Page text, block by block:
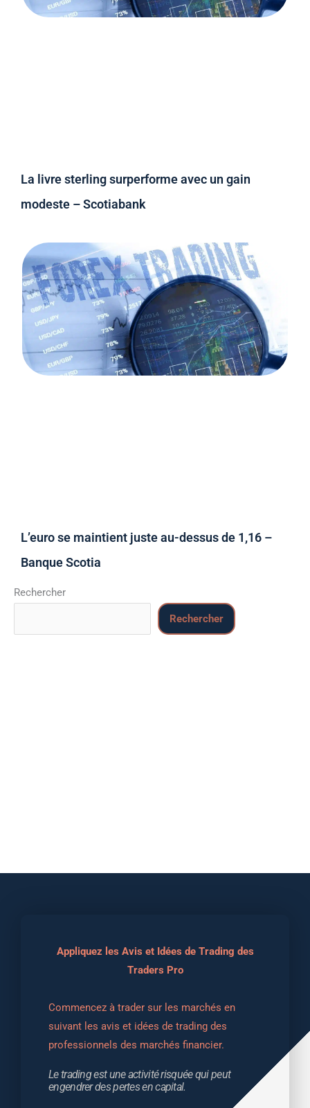
La livre sterling surperforme avec un gain
modeste – Scotiabank
L’euro se maintient juste au-dessus de 1,16 –
Banque Scotia
Rechercher
Rechercher
Appliquez les Avis et Idées de Trading des
Traders Pro
Commencez à trader sur les marchés en
suivant les avis et idées de trading des
professionnels des marchés financier.
Le trading est une activité risquée qui peut
engendrer des pertes en capital.